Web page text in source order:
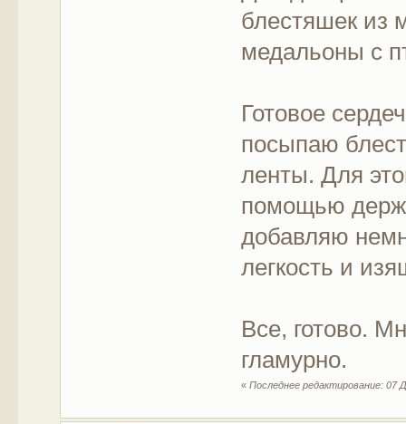
блестяшек из
медальоны с
Готовое
посыпаю
ленты. Для
помощью
добавляю
легкость и
Все, готово.
гламурно.
«Последнее редактирование: 07